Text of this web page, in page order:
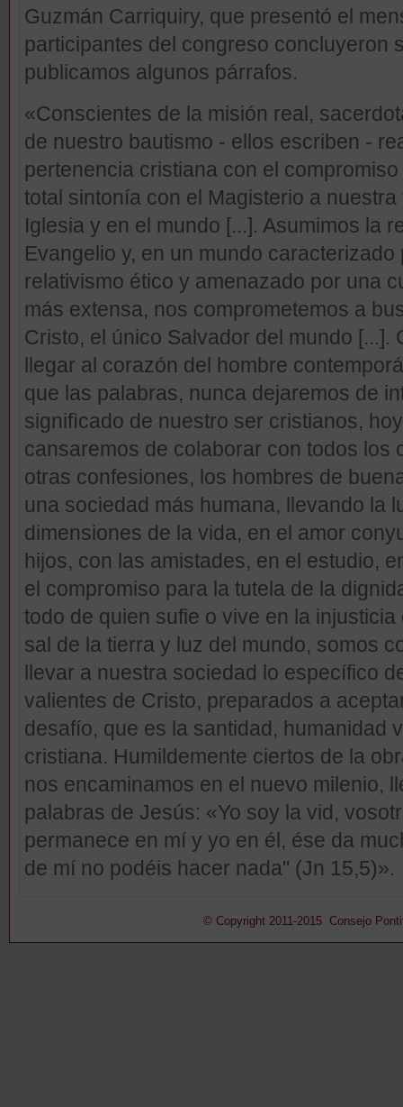
Guzmán Carriquiry, que presentó el
participantes del congreso concluyeron
publicamos algunos párrafos.
«Conscientes de la misión real,
de nuestro bautismo - ellos escriben -
pertenencia cristiana con el
total sintonía con el Magisterio a
Iglesia y en el mundo [...]. Asumimos la
Evangelio y, en un mundo
relativismo ético y amenazado por una
más extensa, nos comprometemos a
Cristo, el único Salvador del mundo [...].
llegar al corazón del hombre
que las palabras, nunca dejaremos de
signifìcado de nuestro ser cristianos,
cansaremos de colaborar con todos los
otras confesiones, los hombres de
una sociedad más humana, llevando la
dimensiones de la vida, en el amor
hijos, con las amistades, en el estudio,
el compromiso para la tutela de la
todo de quien sufie o vive en la
sal de la tierra y luz del mundo, somos
llevar a nuestra sociedad lo específico
valientes de Cristo, preparados a
desafío, que es la santidad, humanidad
cristiana. Humildemente ciertos de la
nos encaminamos en el nuevo milenio,
palabras de Jesús: «Yo soy la vid,
permanece en mí y yo en él, ése da
de mí no podéis hacer nada" (Jn 15,5)».
© Copyright 2011-2015 Consejo